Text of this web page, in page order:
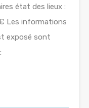
état des lieux :
Les informations
exposé sont